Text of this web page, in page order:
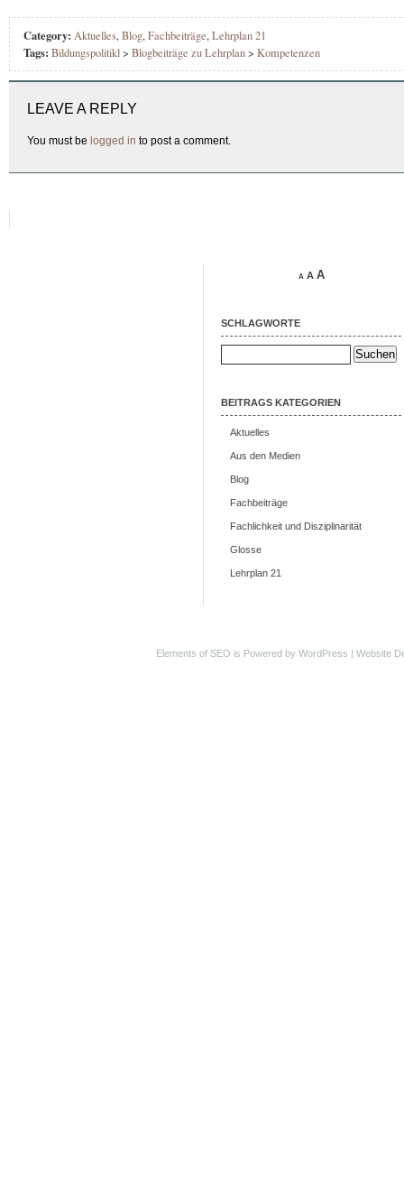
Category: Aktuelles,Blog,Fachbeiträge,Lehrplan 21
Tags: Bildungspolitikl> Blogbeiträge zu Lehrplan> Kompetenzen
LEAVE A REPLY
You must be logged in to post a comment.
A A A
SCHLAGWORTE
Suchen
nach:
BEITRAGS KATEGORIEN
Aktuelles
Aus den Medien
Blog
Fachbeiträge
Fachlichkeit und Disziplinarität
Glosse
Lehrplan 21
Elements of SEO is Powered by WordPress | Website